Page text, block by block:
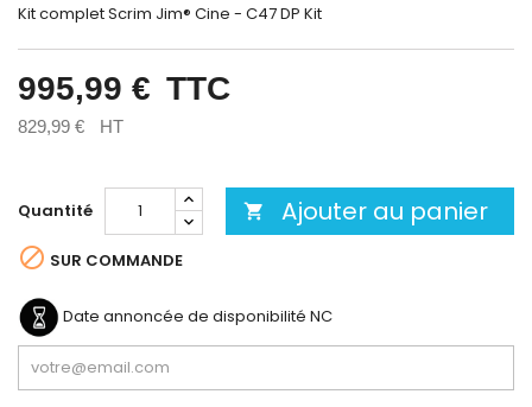
Kit complet Scrim Jim® Cine - C47 DP Kit
995,99 € TTC
829,99 € HT
Quantité  Ajouter au panier
 SUR COMMANDE
Date annoncée de disponibilité NC